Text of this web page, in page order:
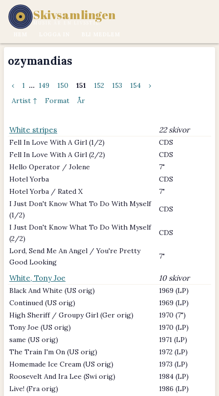
Skivsamlingen
MUSIK ÄR EN LIVSSTIL.
ozymandias
‹ 1 ... 149 150 151 152 153 154
›
Artist ↑
Format År
White stripes 22 skivor
Fell In Love With A Girl (1/2)
CDS
Fell In Love With A Girl (2/2)
CDS
Hello Operator / Jolene
7"
Hotel Yorba
CDS
Hotel Yorba / Rated X
7"
I Just Don't Know What To Do With Myself
(1/2)
CDS
I Just Don't Know What To Do With Myself
(2/2)
CDS
Lord, Send Me An Angel / You're Pretty
Good Looking
7"
White, Tony Joe 10 skivor
Black And White (US orig)
1969 (LP)
Continued (US orig)
1969 (LP)
High Sheriff / Groupy Girl (Ger orig)
1970 (7")
Tony Joe (US orig)
1970 (LP)
same (US orig)
1971 (LP)
The Train I'm On (US orig)
1972 (LP)
Homemade Ice Cream (US orig)
1973 (LP)
Roosevelt And Ira Lee (Swi orig)
1984 (LP)
Live! (Fra orig)
1986 (LP)